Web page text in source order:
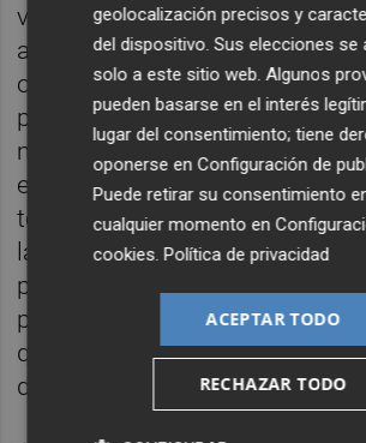
vehículos en los tramos de
ambos". Asimismo, el plan
objetivo mejorar la
personas mayores y de las
movilidad reducida en el
el que transcurre la carretera.
todo ello, se pretende mejorar
la carretera dotándola de
para los peatones, como
papeleras, jardineras,
que puedan mejorar las
de la población en estos
geolocalización precisos y
del dispositivo. Sus elecciones se
solo a este sitio web. Algunos
pueden basarse en el interés
lugar del consentimiento; tiene
oponerse enConfiguración de
Puede retirar su consentimiento
cualquier momento en
cookies.Política de privacidad
ACEPTAR TODO
RECHAZAR TODO